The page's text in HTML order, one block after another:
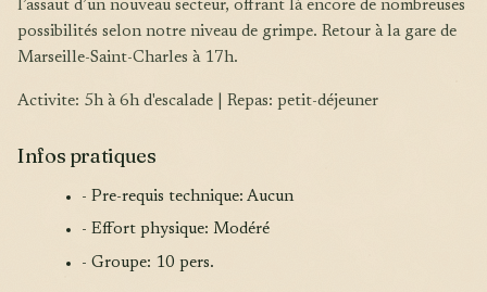
l’assaut d’un nouveau secteur, offrant là encore de nombreuses
possibilités selon notre niveau de grimpe. Retour à la gare de
Marseille-Saint-Charles à 17h.
Activite: 5h à 6h d'escalade | Repas: petit-déjeuner
Infos pratiques
- Pre-requis technique: Aucun
- Effort physique: Modéré
- Groupe: 10 pers.